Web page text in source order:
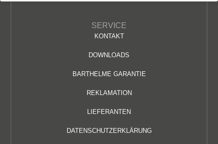
SERVICE
KONTAKT
DOWNLOADS
BARTHELME GARANTIE
REKLAMATION
LIEFERANTEN
DATENSCHUTZERKLÄRUNG